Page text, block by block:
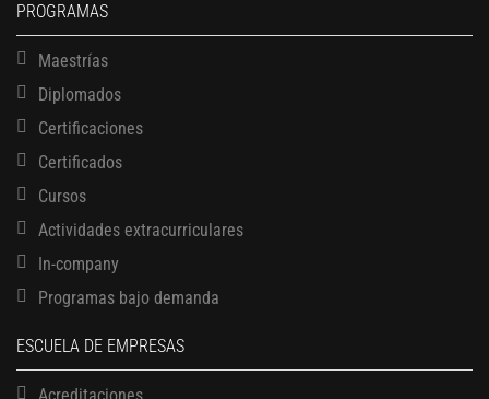
PROGRAMAS
Maestrías
Diplomados
Certificaciones
Certificados
Cursos
Actividades extracurriculares
In-company
Programas bajo demanda
ESCUELA DE EMPRESAS